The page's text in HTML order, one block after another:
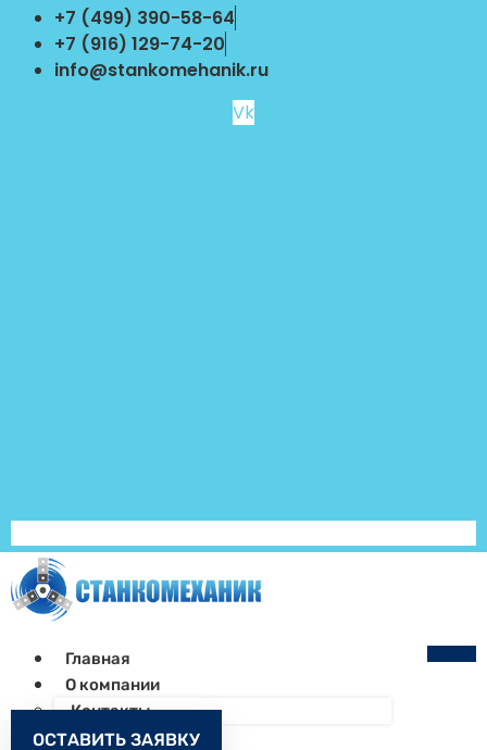
Перейти
содержимому
+7 (499) 390-58-64
+7 (916) 129-74-20
info@stankomehanik.ru
Vk
Главная
О компании
Контакты
Как заказать
ОСТАВИТЬ ЗАЯВКУ